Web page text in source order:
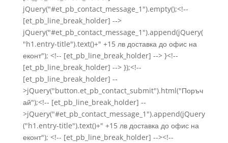
jQuery("#et_pb_contact_message_1").empty();<!--
[et_pb_line_break_holder] -->
jQuery("#et_pb_contact_message_1").append(jQuery(
"h1.entry-title").text()+" +15 лв доставка до офис на
еконт"); <!-- [et_pb_line_break_holder] --> }<!--
[et_pb_line_break_holder] --> });<!--
[et_pb_line_break_holder] --
>jQuery("button.et_pb_contact_submit").html("Поръч
ай");<!-- [et_pb_line_break_holder] --
>jQuery("#et_pb_contact_message_1").append(jQuery
("h1.entry-title").text()+" +15 лв доставка до офис на
еконт"); <!-- [et_pb_line_break_holder] --><!--